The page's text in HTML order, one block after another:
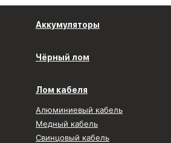
Аккумуляторы
Чёрный лом
Лом кабеля
Алюминиевый кабель
Медный кабель
Свинцовый кабель